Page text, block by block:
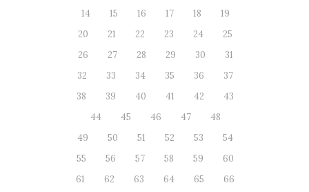
14
15 16 17 18
19
20
21 22 23 24
25
26
27 28 29 30
31
32
33 34 35 36
37
38
39 40 41 42
43
44
45 46 47
48
49
50 51 52 53
54
55
56 57 58 59
60
61
62 63 64 65
66